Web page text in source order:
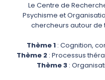
Le Centre de
Psychisme et
chercheurs autour de
Thème 1 : Cognition,
Thème 2 : Processus
Thème 3 :